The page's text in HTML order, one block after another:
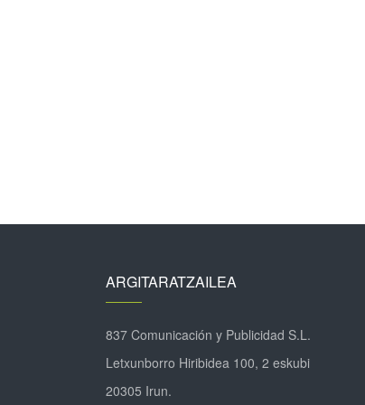
ARGITARATZAILEA
837 Comunicación y Publicidad S.L.
Letxunborro Hiribidea 100, 2 eskubi
20305 Irun.